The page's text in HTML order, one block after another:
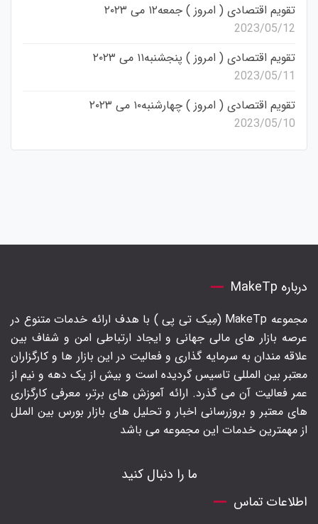
تقویم اقتصادی ( امروز ) جمعه۱۲ می ۲۰۲۳
2023/05/12
تقویم اقتصادی ( امروز ) پنجشنبه۱۱ می ۲۰۲۳
2023/05/11
تقویم اقتصادی ( امروز ) چهارشنبه۱۰ می ۲۰۲۳
2023/05/10
درباره MakeTp
مجموعه MakeTp (مِیک تی پی ) با هدف ارائه خدمات متنوع در
عرصه بازار های مالی جهانی و ایجاد ارتباطی امن و شفاف بین
علاقه مندان به سرمایه گذاری و فعالیت در این بازار ها و کارگزاران
معتبر بین المللی تاسیس گردیده است و بیش از یک دهه و نیم از
عمر فعالیت آن می گذرد. ارائه آموزش های برتر‍، معرفی کارگزاری
های معتبر و بروزرسانی اخبار و تحلیل های بازار بورس بین الملل
از مهمترین خدمات این مجموعه می باشد
ما را دنبال کنید
اطلاعات تماس